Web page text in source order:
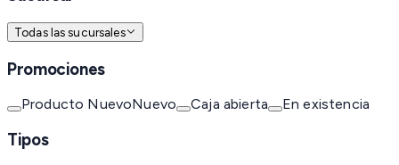
Todas las sucursales
Promociones
Producto NuevoNuevo Caja abierta En existencia
Tipos